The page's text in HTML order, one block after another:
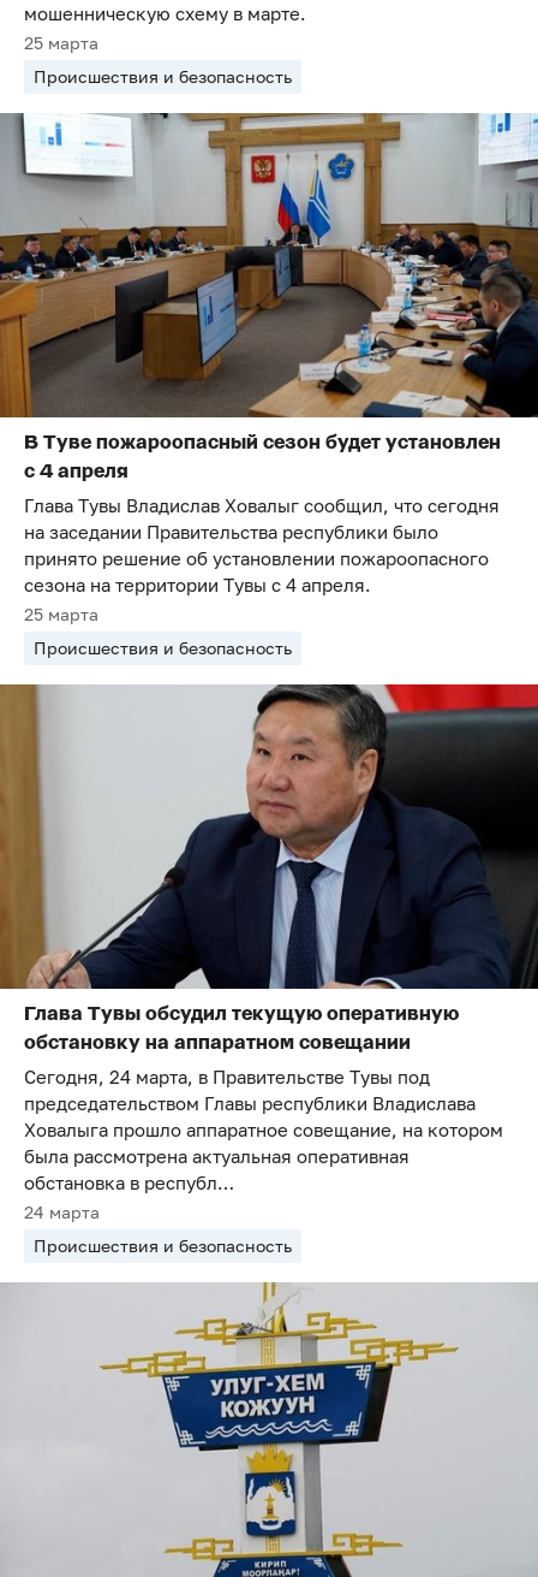
мошенническую схему в марте.
25 марта
Происшествия и безопасность
В Туве пожароопасный сезон будет установлен
с 4 апреля
Глава Тувы Владислав Ховалыг сообщил, что сегодня
на заседании Правительства республики было
принято решение об установлении пожароопасного
сезона на территории Тувы с 4 апреля.
25 марта
Происшествия и безопасность
Глава Тувы обсудил текущую оперативную
обстановку на аппаратном совещании
Сегодня, 24 марта, в Правительстве Тувы под
председательством Главы республики Владислава
Ховалыга прошло аппаратное совещание, на котором
была рассмотрена актуальная оперативная
обстановка в республ…
24 марта
Происшествия и безопасность